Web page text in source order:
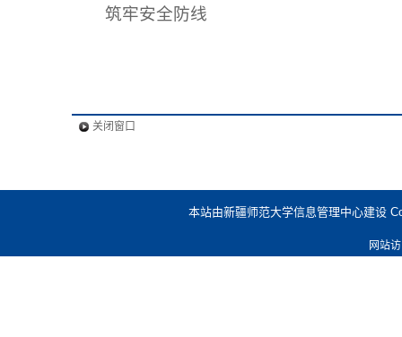
筑牢安全防线
关闭窗口
本站由新疆师范大学信息管理中心建设
网站